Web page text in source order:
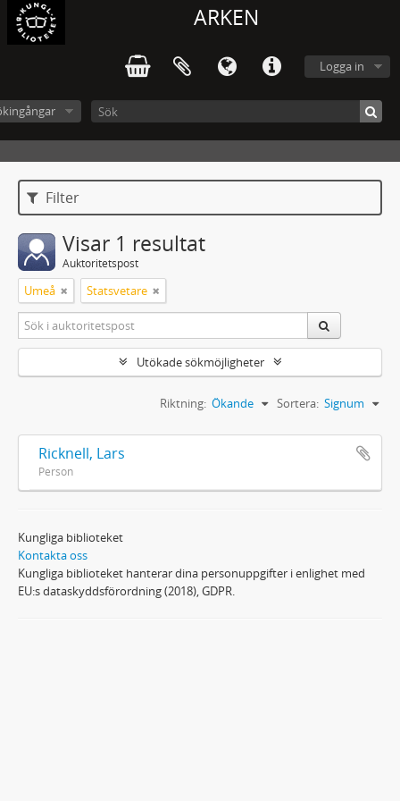
ARKEN
Logga in
Filter
Visar 1 resultat
Auktoritetspost
Umeå Statsvetare
Utökade sökmöjligheter
Sortera: Signum
Riktning: Ökande
Ricknell, Lars
Person
Kungliga biblioteket
Kontakta oss
Kungliga biblioteket hanterar dina personuppgifter i enlighet med
EU:s dataskyddsförordning (2018), GDPR.